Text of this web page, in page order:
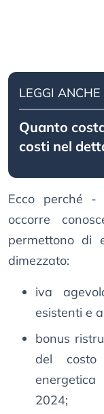
LEGGI ANCHE
Quanto
costi nel
Ecco perché -
occorre
permettono di
dimezzato:
iva
esistenti e
bonus
del costo
2024;